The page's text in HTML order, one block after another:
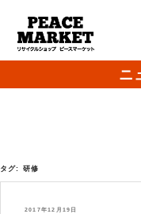
ニ
タグ: 研修
投
2017年12月19日